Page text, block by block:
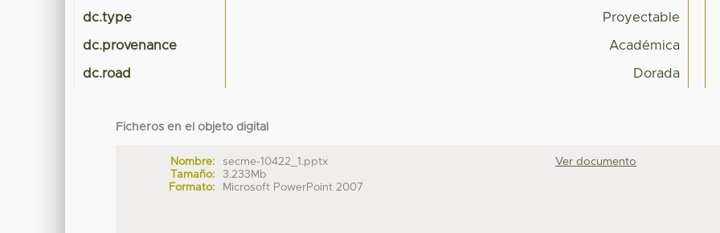
dc.type Proyectable
dc.provenance Académica
dc.road Dorada
Ficheros en el objeto digital
Nombre:
secme-10422_1.pptx
Tamaño:
3.233Mb
Formato:
Microsoft PowerPoint 2007
Ver documento